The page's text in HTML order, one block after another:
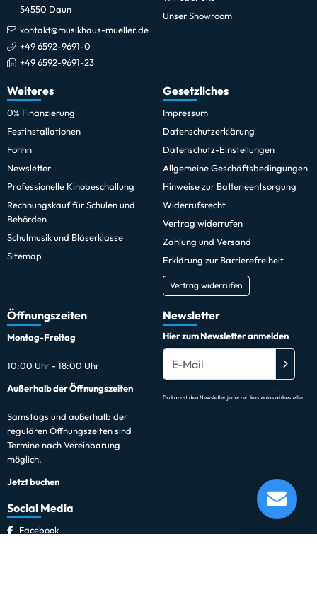
54550 Daun
kontakt@musikhaus-mueller.de
+49 6592-9691-0
+49 6592-9691-23
Unser Showroom
Weiteres
0% Finanzierung
Festinstallationen
Fohhn
Newsletter
Professionelle Kinobeschallung
Rechnungskauf für Schulen und
Behörden
Schulmusik und Bläserklasse
Sitemap
Gesetzliches
Impressum
Datenschutzerklärung
Datenschutz-Einstellungen
Allgemeine Geschäftsbedingungen
Hinweise zur Batterieentsorgung
Widerrufsrecht
Vertrag widerrufen
Zahlung und Versand
Erklärung zur Barrierefreiheit
Vertrag widerrufen
Öffnungszeiten
Montag-Freitag
10:00 Uhr - 18:00 Uhr
Außerhalb der Öffnungszeiten
Samstags und außerhalb der
regulären Öffnungszeiten sind
Termine nach Vereinbarung
möglich.
Jetzt buchen
Newsletter
Hier zum Newsletter anmelden
Du kannst den Newsletter jederzeit kostenlos abbestellen.
Social Media
Facebook